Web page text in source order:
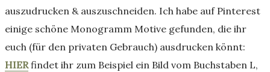
auszudrucken & auszuschneiden. Ich habe auf Pinterest
einige schöne Monogramm Motive gefunden, die ihr
euch (für den privaten Gebrauch) ausdrucken könnt:
HIERfindet ihr zum Beispiel ein Bild vom Buchstaben L,